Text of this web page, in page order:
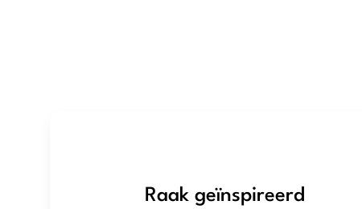
Raak geïnspireerd